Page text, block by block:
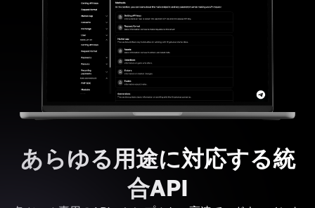
あらゆる用途に対応する統
合API